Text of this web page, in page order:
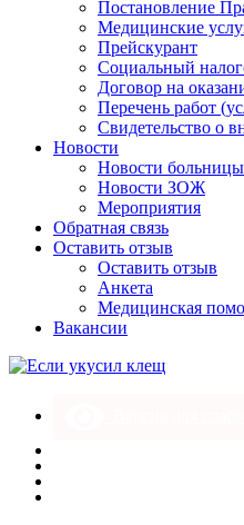
Постановление
Медицинские
Прейскурант
Социальный
Договор на
Перечень работ
Свидетельство о
Новости
Новости больницы
Новости ЗОЖ
Мероприятия
Обратная связь
Оставить отзыв
Оставить отзыв
Анкета
Медицинская
Вакансии